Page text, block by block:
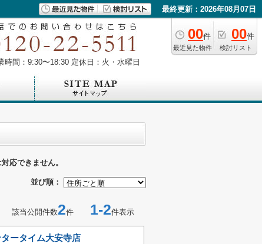
最終更新：2026年08月07日
00件
最近見た物件
00件
検討リスト
時間：9:30〜18:30 定休日：火・水曜日
応できません。
並び順：
該当公開件数2件 1-2件表示
ータイム大安寺店